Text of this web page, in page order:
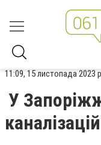
11:09, 15 листопада 2023
У